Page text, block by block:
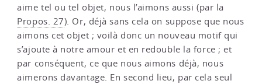
aime tel ou tel objet, nous l’aimons aussi (par la
Propos. 27). Or, déjà sans cela on suppose que nous
aimons cet objet ; voilà donc un nouveau motif qui
s’ajoute à notre amour et en redouble la force ; et
par conséquent, ce que nous aimons déjà, nous
aimerons davantage. En second lieu, par cela seul